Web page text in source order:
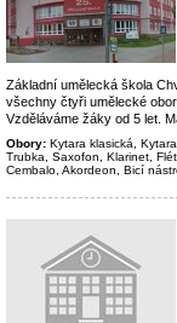
Základní umělecká škola
všechny čtyři umělecké
Vzděláváme žáky od 5 let.
Obory: Kytara klasická,
Trubka, Saxofon, Klarinet,
Cembalo, Akordeon, Bicí